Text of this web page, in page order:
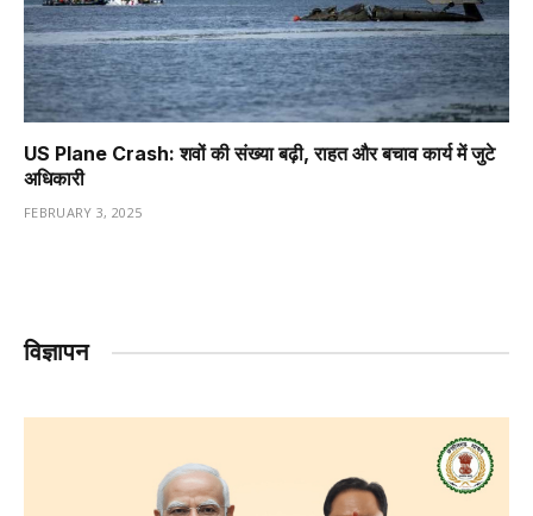
US Plane Crash: शवों की संख्या बढ़ी, राहत और बचाव कार्य में जुटे
अधिकारी
FEBRUARY 3, 2025
विज्ञापन